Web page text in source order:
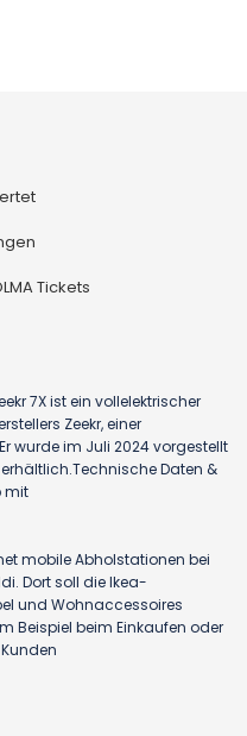
Tickets
7X ist ein vollelektrischer
Zeekr, einer
wurde im Juli 2024 vorgestellt
Daten &
mit
mobile Abholstationen bei
Dort soll die Ikea-
und Wohnaccessoires
Beispiel beim Einkaufen oder